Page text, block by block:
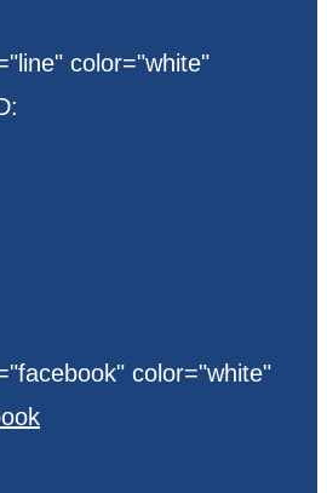
color="white"
color="white"